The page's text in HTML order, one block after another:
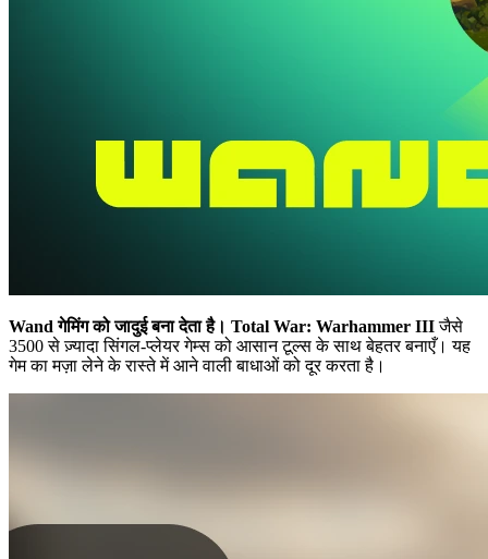
Wand गेमिंग को जादुई बना देता है। Total War: Warhammer IIIजैसे
3500 से ज़्यादा सिंगल-प्लेयर गेम्स को आसान टूल्स के साथ बेहतर बनाएँ। यह
गेम का मज़ा लेने के रास्ते में आने वाली बाधाओं को दूर करता है।